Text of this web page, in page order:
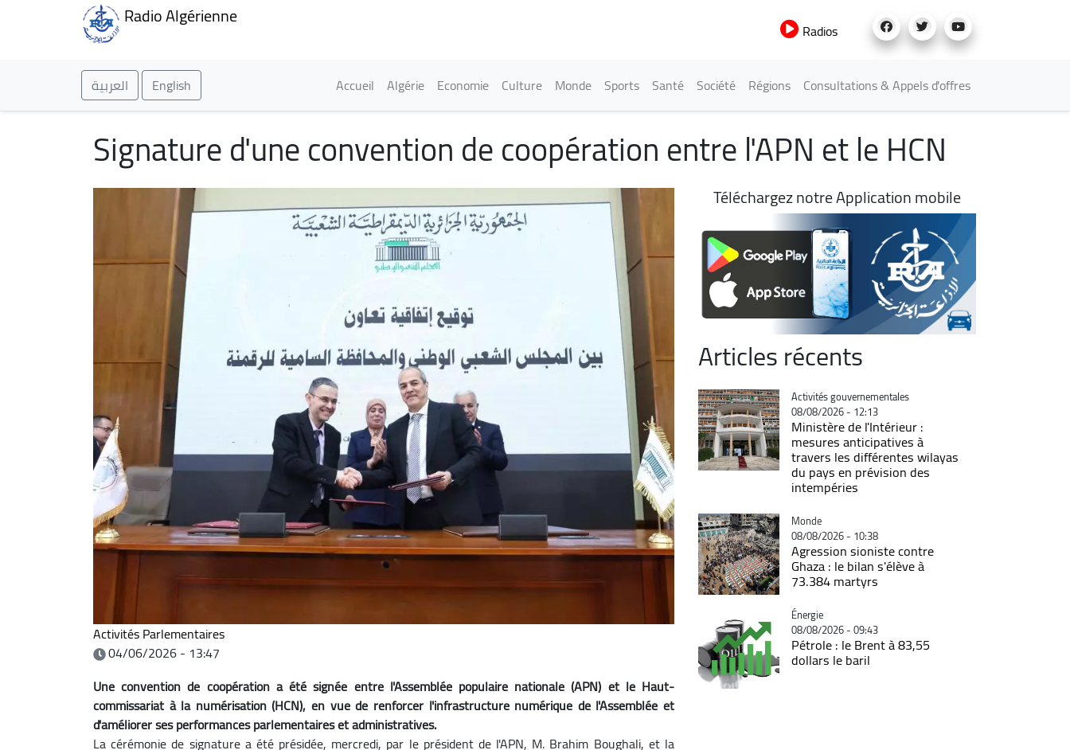
Radio Algérienne
Radios
العربية English Main navigation
Accueil Algérie Economie Culture Monde Sports Santé Société Régions Consultations & Appels d'offres
Signature d'une convention de coopération entre l'APN et le HCN
Activités Parlementaires
04/06/2026 - 13:47
Une convention de coopération a été signée entre l'Assemblée populaire nationale (APN) et le Haut-
commissariat à la numérisation (HCN), en vue de renforcer l'infrastructure numérique de l'Assemblée et
d'améliorer ses performances parlementaires et administratives.
La cérémonie de signature a été présidée, mercredi, par le président de l'APN, M. Brahim Boughali, et la
Téléchargez notre Application mobile
Articles récents
Catégorie
Activités gouvernementales
08/08/2026 - 12:13
Ministère de l'Intérieur :
mesures anticipatives à
travers les différentes wilayas
du pays en prévision des
intempéries
Catégorie
Monde
08/08/2026 - 10:38
Agression sioniste contre
Ghaza : le bilan s'élève à
73.384 martyrs
Catégorie
Énergie
08/08/2026 - 09:43
Pétrole : le Brent à 83,55
dollars le baril